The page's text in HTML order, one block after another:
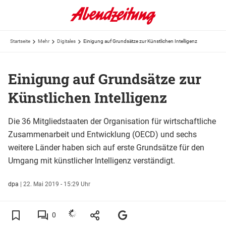
Startseite Mehr Digitales Einigung auf Grundsätze zur Künstlichen Intelligenz
Einigung auf Grundsätze zur
Künstlichen Intelligenz
Die 36 Mitgliedstaaten der Organisation für wirtschaftliche
Zusammenarbeit und Entwicklung (OECD) und sechs
weitere Länder haben sich auf erste Grundsätze für den
Umgang mit künstlicher Intelligenz verständigt.
dpa | 22. Mai 2019 - 15:29 Uhr
0